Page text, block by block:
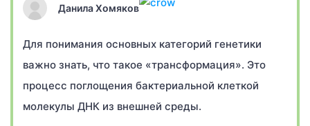
Данила Хомяков
Для понимания основных категорий генетики
важно знать, что такое «трансформация». Это
процесс поглощения бактериальной клеткой
молекулы ДНК из внешней среды.